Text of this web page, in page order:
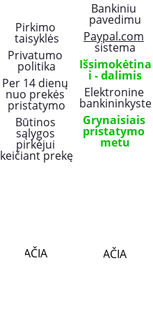
Bankiniu
pavedimu
Paypal.com
sistema
Išsimokėtina
i - dalimis
Elektronine
bankininkyste
Grynaisiais
pristatymo
metu
PLAČIAU..
Pirkimo
taisyklės
Privatumo
politika
Per 14 dienų
nuo prekės
pristatymo
Būtinos
sąlygos
pirkėjui
keičiant prekę
PLAČIAU..